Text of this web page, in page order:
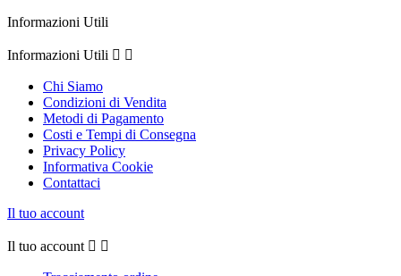
Informazioni Utili
Informazioni Utili  
Chi Siamo
Condizioni di Vendita
Metodi di Pagamento
Costi e Tempi di Consegna
Privacy Policy
Informativa Cookie
Contattaci
Il tuo account
Il tuo account  